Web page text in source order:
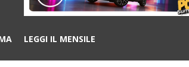
LEGGI IL MENSILE